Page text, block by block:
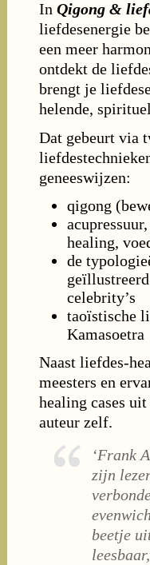
In Qigong &
liefdesenergie
een meer
ontdekt de
brengt je
helende,
Dat gebeurt via
geneeswijzen:
qigong
healing,
de
celebrity’s
taoïstische
Kamasoetra
Naast liefdes-
meesters en
healing cases
auteur zelf.
‘Frank
zijn
beetje